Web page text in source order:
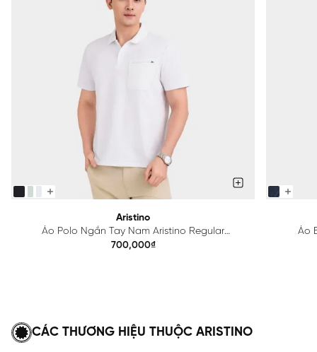
Aristino
Áo Polo Ngắn Tay Nam Aristino Regular
APS615EDP01
700,000₫
Áo
CÁC THƯƠNG HIỆU THUỘC ARISTINO